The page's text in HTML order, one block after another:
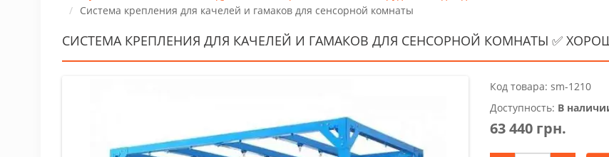
Система крепления для качелей и гамаков для сенсорной комнаты
СИСТЕМА КРЕПЛЕНИЯ ДЛЯ КАЧЕЛЕЙ И ГАМАКОВ ДЛЯ СЕНСОРНОЙ КОМНАТЫ ✅
Код товара: sm-1210
Доступность: В
63 440 грн.